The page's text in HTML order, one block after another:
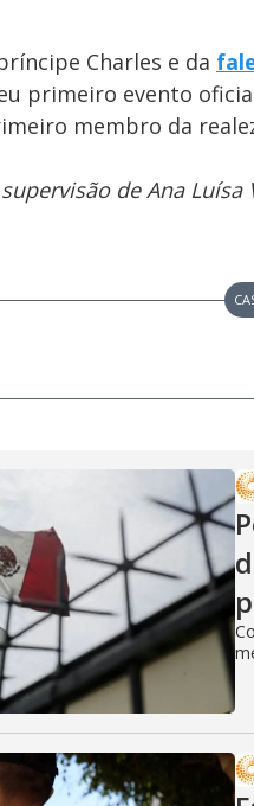
Charles e da
primeiro evento
membro da
de Ana Luísa